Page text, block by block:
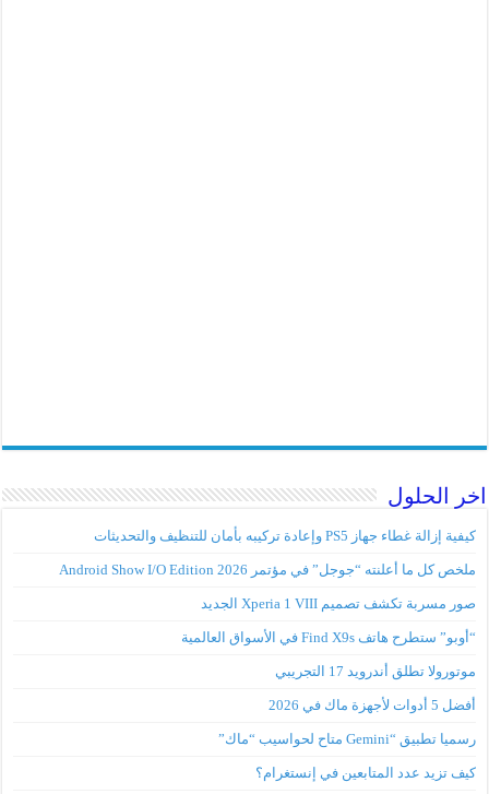
اخر الحلول
كيفية إزالة غطاء جهاز PS5 وإعادة تركيبه بأمان للتنظيف والتحديثات
ملخص كل ما أعلنته “جوجل” في مؤتمر Android Show I/O Edition 2026
صور مسربة تكشف تصميم Xperia 1 VIII الجديد
“أوبو” ستطرح هاتف Find X9s في الأسواق العالمية
موتورولا تطلق أندرويد 17 التجريبي
أفضل 5 أدوات لأجهزة ماك في 2026
رسميا تطبيق “Gemini متاح لحواسيب “ماك”
كيف تزيد عدد المتابعين في إنستغرام؟